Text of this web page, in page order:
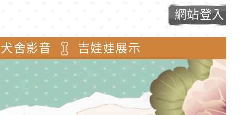
犬舍影音 吉娃娃展示
網站登入